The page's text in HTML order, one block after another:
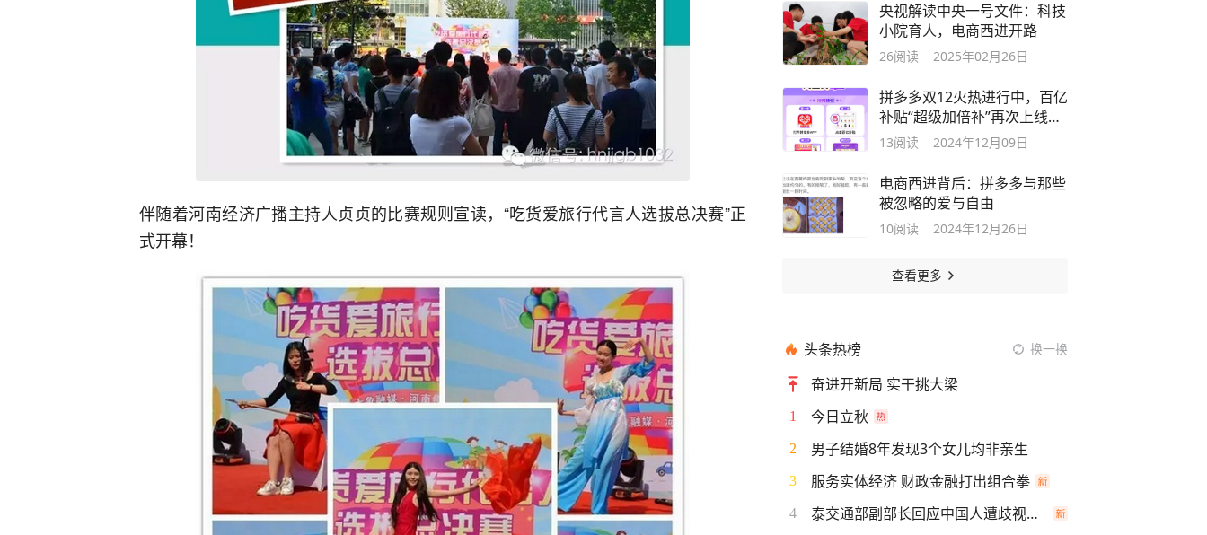
伴随着河南经济广播主持人贞贞的比赛规则宣读，“吃货爱旅行代言人选拔总决赛”正
式开幕！
央视解读中央一号文件：科技
小院育人，电商西进开路
26阅读 2025年02月26日
拼多多双12火热进行中，百亿
补贴“超级加倍补”再次上线，
李宁跑步鞋价格直降70%
13阅读 2024年12月09日
电商西进背后：拼多多与那些
被忽略的爱与自由
10阅读 2024年12月26日
查看更多
头条热榜 换一换
奋进开新局 实干挑大梁
1 今日立秋
2 男子结婚8年发现3个女儿均非亲生
3 服务实体经济 财政金融打出组合拳
4 泰交通部副部长回应中国人遭歧视手势